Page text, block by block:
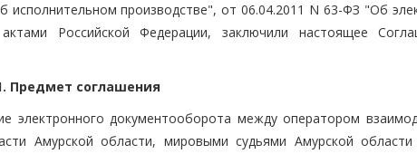
исполнительном производстве", от 06.04.2011 N 63-ФЗ "Об
Российской Федерации, заключили настоящее
Предмет соглашения
электронного документооборота между оператором
Амурской области, мировыми судьями Амурской